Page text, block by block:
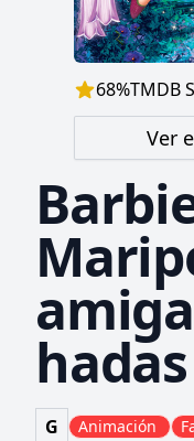
68%TMDB
Ver
hadas
G Animación